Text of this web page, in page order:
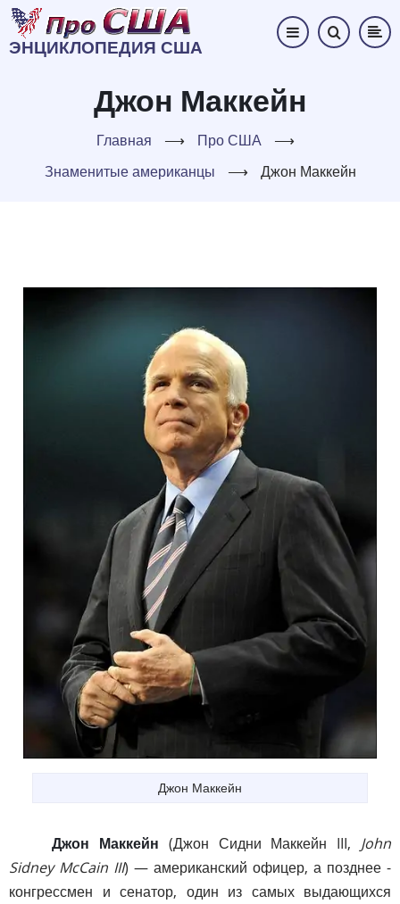
Перейти
основному
ЭНЦИКЛОПЕДИЯ США
Джон Маккейн
Главная ⟶ Про США
⟶
Знаменитые американцы
⟶ Джон Маккейн
Джон Маккейн
Джон Маккейн (Джон Сидни Маккейн III, John
Sidney McCain III) — американский офицер, а позднее -
конгрессмен и сенатор, один из самых выдающихся